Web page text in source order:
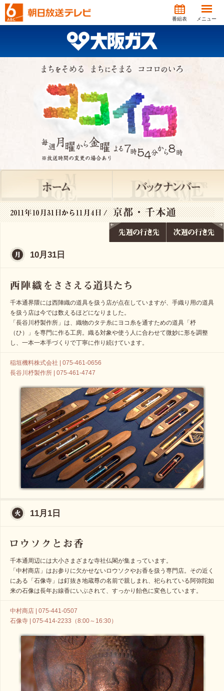
番組表 メニュー
10月31日
千本通界隈には西陣織の道具を扱う店が点在していますが、手織り用の道具
を扱う店は今では数えるほどになりました。
「長谷川杼製作所」は、織物のタテ糸にヨコ糸を通すための道具「杼
（ひ）」を専門に作る工房。織る対象や使う人に合わせて微妙に形を調整
し、一本一本手づくりで丁寧に作り続けています。
稲垣機料株式会社 | 075-461-0656
長谷川杼製作所 | 075-461-4747
11月1日
千本通周辺には大小さまざまな寺社仏閣が集まっています。
「中村商店」はお参りに欠かせないロウソクやお香を扱う専門店。その近く
にある「石像寺」は釘抜き地蔵尊の名前で親しまれ、祀られている阿弥陀如
来の石像は長年お線香にいぶされて、すっかり飴色に変色しています。
中村商店 | 075-441-0507
石像寺 | 075-414-2233（8:00～16:30）